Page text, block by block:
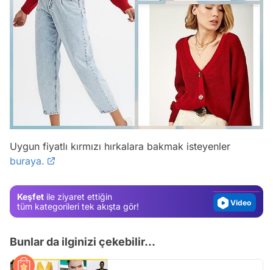
Uygun fiyatlı kırmızı hırkalara bakmak isteyenler
buraya.
Keşfet ile ziyaret ettiğin
tüm kategorileri tek akışta gör!
Video
Video
Bunlar da ilginizi çekebilir...